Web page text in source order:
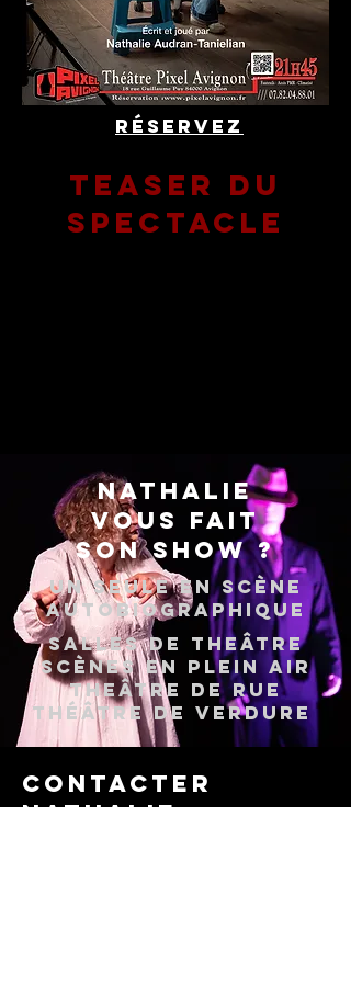
Réservez
TEASER du
spectacle
NATHALIE
VOUS FAIT
SON SHOW ?
UN SEULE EN SCÈNE
AUTOBIOGRAPHIQUE
salles de THEÂTRE
scènes en PLEIN AIR
TheÂtre de rue
Théâtre de verdure
CONTACTER
NATHALIE